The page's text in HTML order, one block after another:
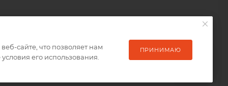
сайте, что позволяет нам
его использования.
ПРИНИМАЮ
сайте, что позволяет нам
его использования.
ПРИНИМАЮ